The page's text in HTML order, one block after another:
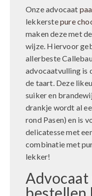
Onze advocaat
lekkerstepure
maken deze met
wijze. Hiervoor
allerbeste
advocaatvulling is
de taart. Deze
suiker en
drankje wordt al
rond Pasen) en is
delicatesse met
combinatie met
lekker!
bestellen